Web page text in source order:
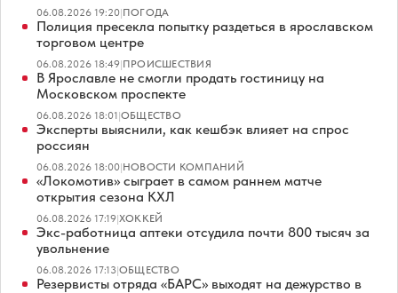
06.08.2026 19:20|ПОГОДА
Полиция пресекла попытку раздеться в ярославском
торговом центре
06.08.2026 18:49|ПРОИСШЕСТВИЯ
В Ярославле не смогли продать гостиницу на
Московском проспекте
06.08.2026 18:01|ОБЩЕСТВО
Эксперты выяснили, как кешбэк влияет на спрос
россиян
06.08.2026 18:00|НОВОСТИ КОМПАНИЙ
«Локомотив» сыграет в самом раннем матче
открытия сезона КХЛ
06.08.2026 17:19|ХОККЕЙ
Экс-работница аптеки отсудила почти 800 тысяч за
увольнение
06.08.2026 17:13|ОБЩЕСТВО
Резервисты отряда «БАРС» выходят на дежурство в